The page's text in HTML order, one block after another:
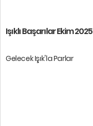
Işıklı Başarılar Ekim 2025
Gelecek Işık'la Parlar